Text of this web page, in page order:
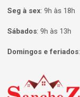
Seg à sex: 9h às 18h
Sábados: 9h às 13h
Domingos e feriados:
Página inicial